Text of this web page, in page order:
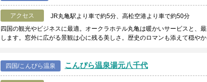
アクセス
JR丸亀駅より車で約5分、高松空港より車で約50分
四国の観光やビジネスに最適。オークラホテル丸亀は暖かいサービスと、
します。窓外に広がる景観は心に残る美しさ。歴史のロマンも添えて穏や
四国/こんぴら温泉 こんぴら温泉湯元八千代